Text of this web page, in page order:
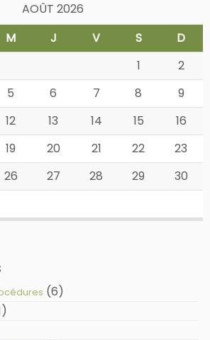
AOÛT 2026
M J V S
D
1
2
5 6 7 8
9
12 13 14 15
16
19 20 21 22
23
26 27 28 29
30
(6)